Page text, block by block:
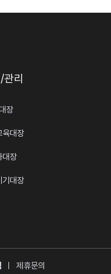
관리
장
육대장
대장
기대장
제휴문의